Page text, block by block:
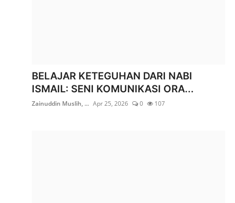
BELAJAR KETEGUHAN DARI NABI
ISMAIL: SENI KOMUNIKASI ORA...
Zainuddin Muslih, ... Apr 25, 2026 0 107